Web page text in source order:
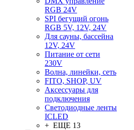
RGB 24V
SPI бегущий огонь
RGB 5V, 12V, 24V
Для сауны, бассейна
12V, 24V
Питание от сети
230V
Волна, линейки, сеть
FITO, SHOP, UV
Аксессуары для
подключения
Светодиодные ленты
ICLED
+ ЕЩЕ 13